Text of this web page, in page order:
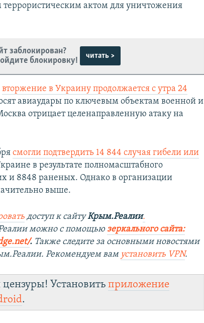
актом для уничтожения
заблокирован?
блокировку!
читать >
вторжение в Украину продолжается с утра 24
авиаудары по ключевым объектам военной и
отрицает целенаправленную атаку на
смогли подтвердить 14 844 случая гибели или
в результате полномасштабного
и 8848 раненых. Однако в организации
выше.
доступ к сайтуКрым.Реалии.
можно с помощьюзеркального сайта:
. ​ Также следите за основными новостями
Рекомендуем вам установить VPN.
Установитьприложение
.